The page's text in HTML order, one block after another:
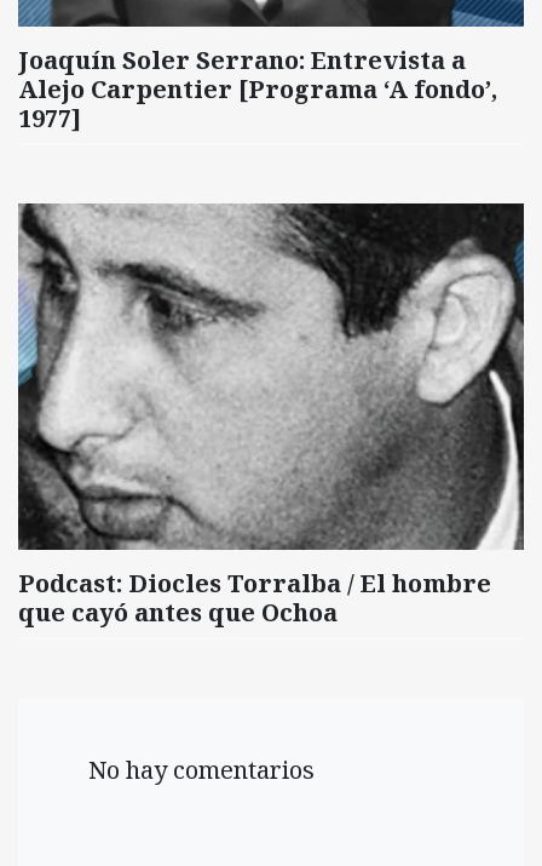
Joaquín Soler Serrano: Entrevista a
Alejo Carpentier [Programa ‘A fondo’,
1977]
Podcast: Diocles Torralba / El hombre
que cayó antes que Ochoa
No hay comentarios